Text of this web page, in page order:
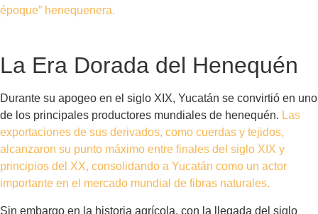
époque” henequenera.
La Era Dorada del Henequén
Durante su apogeo en el siglo XIX, Yucatán se convirtió en uno
de los principales productores mundiales de henequén. Las
exportaciones de sus derivados, como cuerdas y tejidos,
alcanzaron su punto máximo entre finales del siglo XIX y
principios del XX, consolidando a Yucatán como un actor
importante en el mercado mundial de fibras naturales.
Sin embargo en la historia agrícola, con la llegada del siglo